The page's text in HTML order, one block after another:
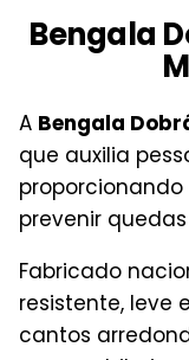
Bengala
A Bengala
que auxilia
prevenir
Fabricado
resistente, leve
cantos